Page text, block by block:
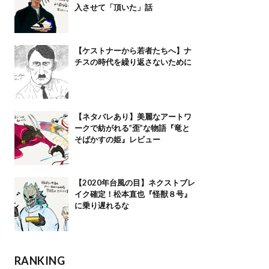
入させて「頂いた」話
【ケストナーから若者たちへ】ナ
チスの時代を繰り返さないために
【ネタバレあり】美麗なアートワ
ークで紡がれる”歪”な物語『竜と
そばかすの姫』レビュー
【2020年台風の目】ネクストブレ
イク確定！松本直也『怪獣８号』
に乗り遅れるな
RANKING